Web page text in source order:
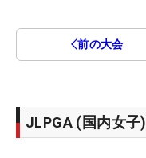
前の大会
JLPGA (国内女子